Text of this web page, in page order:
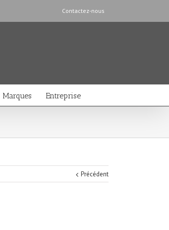
Contactez-nous
Marques Entreprise
Précédent